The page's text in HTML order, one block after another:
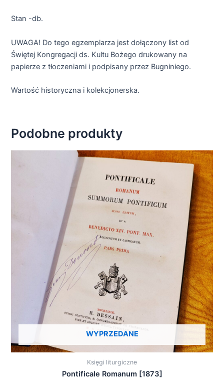
Stan -db.
UWAGA! Do tego egzemplarza jest dołączony list od
Świętej Kongregacji ds. Kultu Bożego drukowany na
papierze z tłoczeniami i podpisany przez Bugniniego.
Wartość historyczna i kolekcjonerska.
Podobne produkty
WYPRZEDANE
Księgi liturgiczne
Pontificale Romanum [1873]